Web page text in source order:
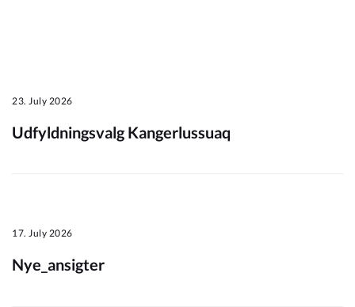
Om_kommunen
23. July 2026
Udfyldningsvalg Kangerlussuaq
17. July 2026
Nye_ansigter